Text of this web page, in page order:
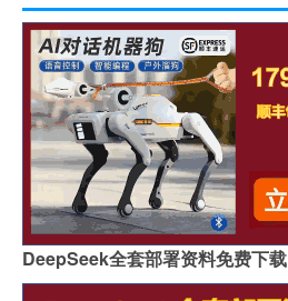
DeepSeek全套部署资料免费下载